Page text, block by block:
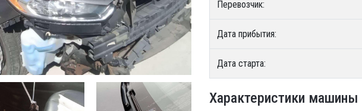
Перевозчик:
Дата прибытия:
Дата старта:
Характеристики машины